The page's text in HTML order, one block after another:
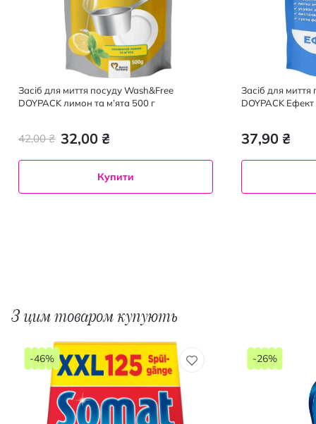
Засіб для миття посуду Wash&Free
DOYPACK лимон та м’ята 500 г
32,00 ₴
42,00 ₴
Купити
Засіб для миття
DOYPACK
37,90 ₴
З цим товаром купують
-46% -26%